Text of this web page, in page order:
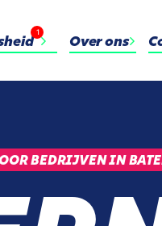
1
Over ons
BEDRIJVEN IN